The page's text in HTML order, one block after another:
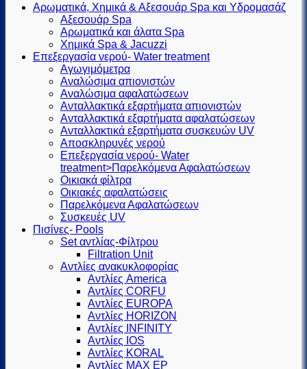
Αρωματικά, Χημικά & Αξεσουάρ Spa και Υδρομασάζ
Αξεσουάρ Spa
Αρωματικά και άλατα Spa
Χημικά Spa & Jacuzzi
Επεξεργασία νερού- Water treatment
Αγωγιμόμετρα
Αναλώσιμα απιονιστών
Αναλώσιμα αφαλατώσεων
Ανταλλακτικά εξαρτήματα απιονιστών
Ανταλλακτικά εξαρτήματα αφαλατώσεων
Ανταλλακτικά εξαρτήματα συσκευών UV
Αποσκληρυνές νερού
Επεξεργασία νερού- Water
treatment>Παρελκόμενα Αφαλατώσεων
Οικιακά φίλτρα
Οικιακές αφαλατώσεις
Παρελκόμενα Αφαλατώσεων
Συσκευές UV
Πισίνες- Pools
Set αντλίας-Φίλτρου
Filtration Unit
Αντλίες ανακυκλοφορίας
Αντλίες America
Αντλίες CORFU
Αντλίες EUROPA
Αντλίες HORIZON
Αντλίες INFINITY
Αντλίες IOS
Αντλίες KORAL
Αντλίες MAX EP